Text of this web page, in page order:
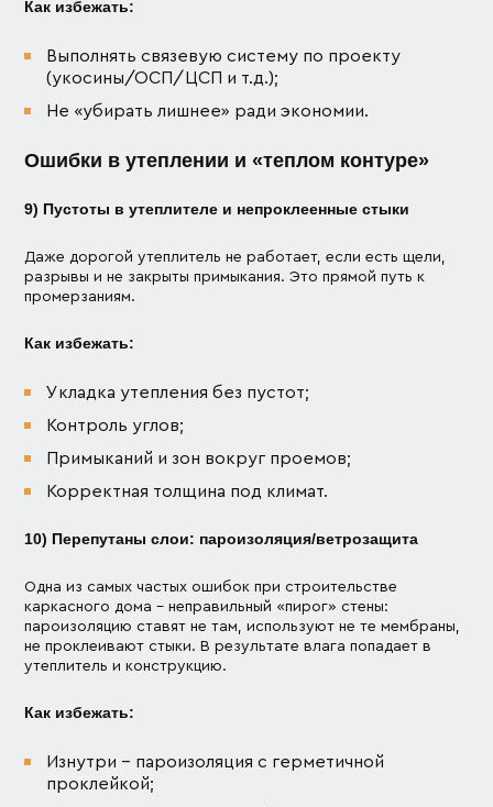
Как избежать:
Выполнять связевую систему по проекту
(укосины/ОСП/ЦСП и т.д.);
Не «убирать лишнее» ради экономии.
Ошибки в утеплении и «теплом контуре»
9) Пустоты в утеплителе и непроклеенные стыки
Даже дорогой утеплитель не работает, если есть щели,
разрывы и не закрыты примыкания. Это прямой путь к
промерзаниям.
Как избежать:
Укладка утепления без пустот;
Контроль углов;
Примыканий и зон вокруг проемов;
Корректная толщина под климат.
10) Перепутаны слои: пароизоляция/ветрозащита
Одна из самых частых ошибок при строительстве
каркасного дома – неправильный «пирог» стены:
пароизоляцию ставят не там, используют не те мембраны,
не проклеивают стыки. В результате влага попадает в
утеплитель и конструкцию.
Как избежать:
Изнутри – пароизоляция с герметичной
проклейкой;